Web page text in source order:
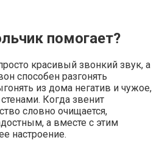
помогает?
красивый звонкий звук, а
способен разгонять
из дома негатив и чужое,
Когда звенит
словно очищается,
а вместе с этим
настроение.